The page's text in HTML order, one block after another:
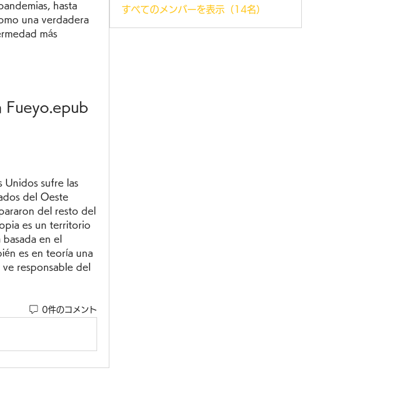
hasta
una verdadera
más
Fueyo.epub
Unidos sufre las
del Oeste
del resto del
es un territorio
en el
es en teoría una
responsable del
0件のコメント
すべてのメンバーを表示（14名）